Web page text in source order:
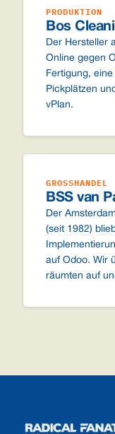
PRODUKTION
Bos
Der Hersteller
Online gegen
Fertigung,
Pickplätzen
vPlan.
GROSSHANDEL
BSS van
Der
(seit 1982)
auf Odoo. Wir
räumten auf